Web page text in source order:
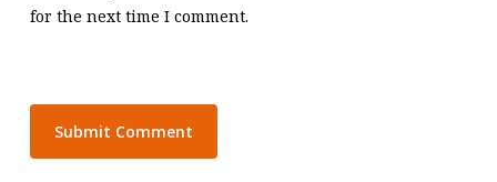
for the next time I comment.